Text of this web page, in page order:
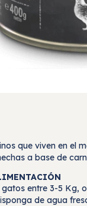
que viven en el
a base de
entre 3-5 Kg,
de agua